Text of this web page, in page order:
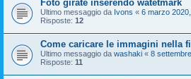
Foto girate inserendo watetmark
Ultimo messaggio da Ivons « 6 marzo
Risposte: 12
Come caricare le immagini nella
Ultimo messaggio da washaki « 8
Risposte: 11